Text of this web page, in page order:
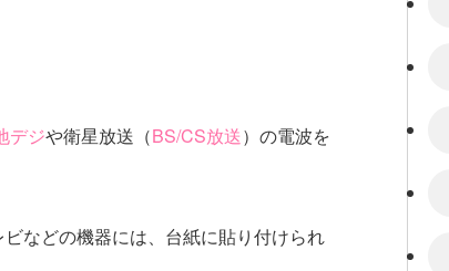
デジや衛星放送（BS/CS放送）の電波を
などの機器には、台紙に貼り付けられ